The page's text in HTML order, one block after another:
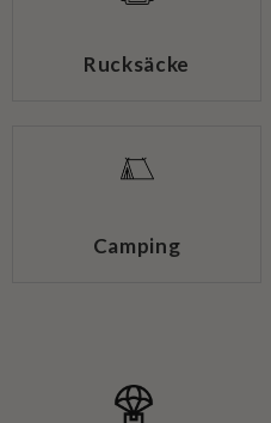
Rucksäcke
Camping